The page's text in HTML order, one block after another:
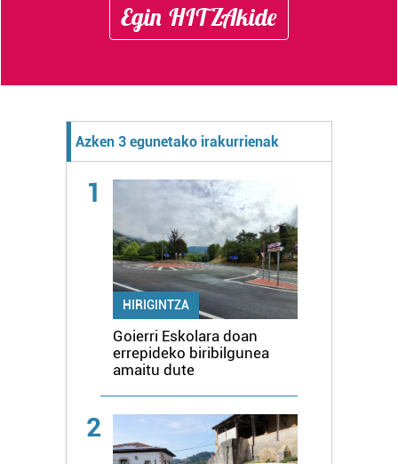
Egin HITZAkide
Azken 3 egunetako irakurrienak
1
HIRIGINTZA
Goierri Eskolara doan
errepideko biribilgunea
amaitu dute
2